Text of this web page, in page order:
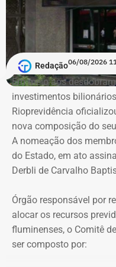
Redação06/08/2026
Em meio aos
investimentos
Rioprevidência
nova composição do
A nomeação dos
do Estado, em ato
Derbli de Carvalho
Órgão responsável por
alocar os recursos
fluminenses, o Comitê
ser composto por: